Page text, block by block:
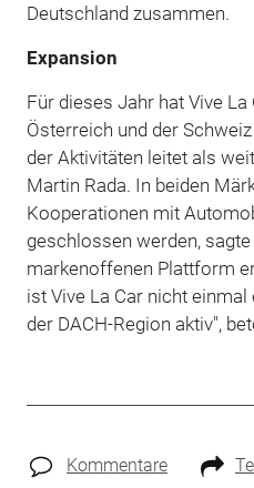
Deutschland zusammen.
Expansion
Für dieses Jahr hat Vive
Österreich und der
der Aktivitäten leitet als
Martin Rada. In beiden
Kooperationen mit
geschlossen werden,
markenoffenen Plattform
ist Vive La Car nicht
der DACH-Region aktiv",
Kommentare